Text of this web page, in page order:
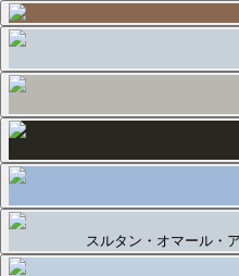
スルタン・オマール・